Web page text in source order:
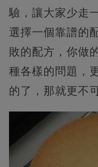
驗，讓大家少走
選擇一個靠譜的
敗的配方，你做
種各樣的問題，
的了，那就更不